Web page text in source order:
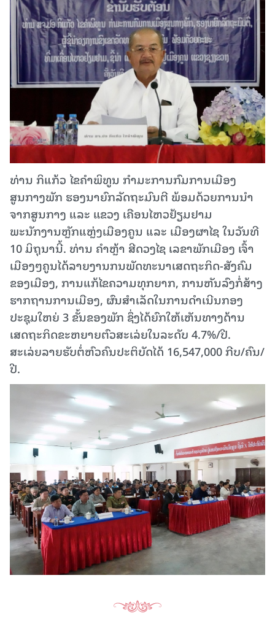
ທ່ານ ກິແກ້ວ ໄຂຄຳພິທູນ ກຳມະການກົມການເມືອງ
ສູນກາງພັກ ຮອງນາຍົກລັດຖະມົນຕີ ພ້ອມດ້ວຍການນຳ
ຈາກສູນກາງ ແລະ ແຂວງ ເຄືອນໄຫວຢ້ຽມຢາມ
ພະນັກງານຫຼັກແຫຼ່ງເມືອງຄູນ ແລະ ເມືອງຜາໄຊ ໃນວັນທີ
10 ມິຖຸນານີ້. ທ່ານ ຄຳຫຼ້າ ສີດວງໄຊ ເລຂາພັກເມືອງ ເຈົ້າ
ເມືອງໆຄູນໄດ້ລາຍງານກນພັດທະນາເສດຖະກິດ-ສັງຄົມ
ຂອງເມືອງ, ການແກ້ໄຂຄວາມທຸກຍາກ, ການຫັນລົງກໍ່ສ້າງ
ຮາກຖານການເມືອງ, ຜົນສຳເລັດໃນການດຳເນີນກອງ
ປະຊຸມໃຫຍ່ 3 ຂັ້ນຂອງພັກ ຊຶ່ງໄດ້ຍົກໃຫ້ເຫັນທາງດ້ານ
ເສດຖະກິດຂະຫຍາຍຕົວສະເລ່ຍໃນລະດັບ 4.7%/ປີ.
ສະເລ່ຍລາຍຮັບຕໍ່ຫົວຄົນປະຕິບັດໄດ້ 16,547,000 ກີບ/ຄົນ/
ປີ.